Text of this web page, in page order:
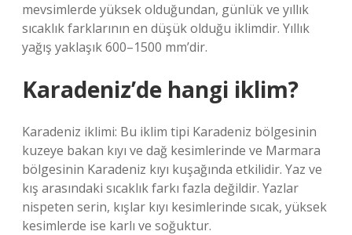
mevsimlerde yüksek olduğundan, günlük ve yıllık
sıcaklık farklarının en düşük olduğu iklimdir. Yıllık
yağış yaklaşık 600–1500 mm’dir.
Karadeniz’de hangi iklim?
Karadeniz iklimi: Bu iklim tipi Karadeniz bölgesinin
kuzeye bakan kıyı ve dağ kesimlerinde ve Marmara
bölgesinin Karadeniz kıyı kuşağında etkilidir. Yaz ve
kış arasındaki sıcaklık farkı fazla değildir. Yazlar
nispeten serin, kışlar kıyı kesimlerinde sıcak, yüksek
kesimlerde ise karlı ve soğuktur.